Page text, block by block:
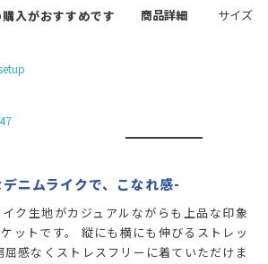
か
カートに入れる
再入荷お知らせ
再入荷お知らせ
入がおすすめです 商品詳細 サイズ
ニムライクで、こなれ感-
ク生地がカジュアルながらも上品な印象
ットです。 縦にも横にも伸びるストレッ
感なくストレスフリーに着ていただけま